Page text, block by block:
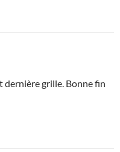
dernière grille. Bonne fin